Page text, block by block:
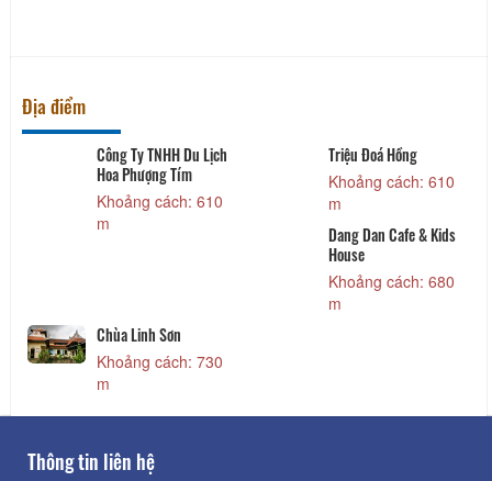
Địa điểm
Công Ty TNHH Du Lịch
Hoa Phượng Tím
Khoảng cách: 610
m
Triệu Đoá Hồng
Khoảng cách: 610
m
Dang Dan Cafe & Kids
House
Khoảng cách: 680
m
Chùa Linh Sơn
Khoảng cách: 730
m
Thông tin liên hệ